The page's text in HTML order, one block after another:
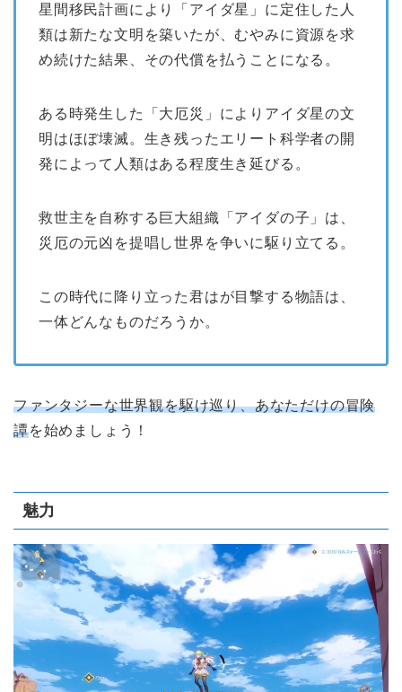
星間移民計画により「アイダ星」に定住した人
類は新たな文明を築いたが、むやみに資源を求
め続けた結果、その代償を払うことになる。
ある時発生した「大厄災」によりアイダ星の文
明はほぼ壊滅。生き残ったエリート科学者の開
発によって人類はある程度生き延びる。
救世主を自称する巨大組織「アイダの子」は、
災厄の元凶を提唱し世界を争いに駆り立てる。
この時代に降り立った君はが目撃する物語は、
一体どんなものだろうか。
ファンタジーな世界観を駆け巡り、あなただけの冒険
譚を始めましょう！
魅力